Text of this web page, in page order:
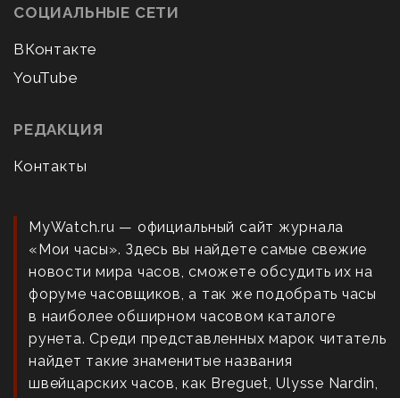
СОЦИАЛЬНЫЕ СЕТИ
ВКонтакте
YouTube
РЕДАКЦИЯ
Контакты
MyWatch.ru — официальный сайт журнала
«Мои часы». Здесь вы найдете самые свежие
новости мира часов, сможете обсудить их на
форуме часовщиков, а так же подобрать часы
в наиболее обширном часовом каталоге
рунета. Среди представленных марок читатель
найдет такие знаменитые названия
швейцарских часов, как Breguet, Ulysse Nardin,